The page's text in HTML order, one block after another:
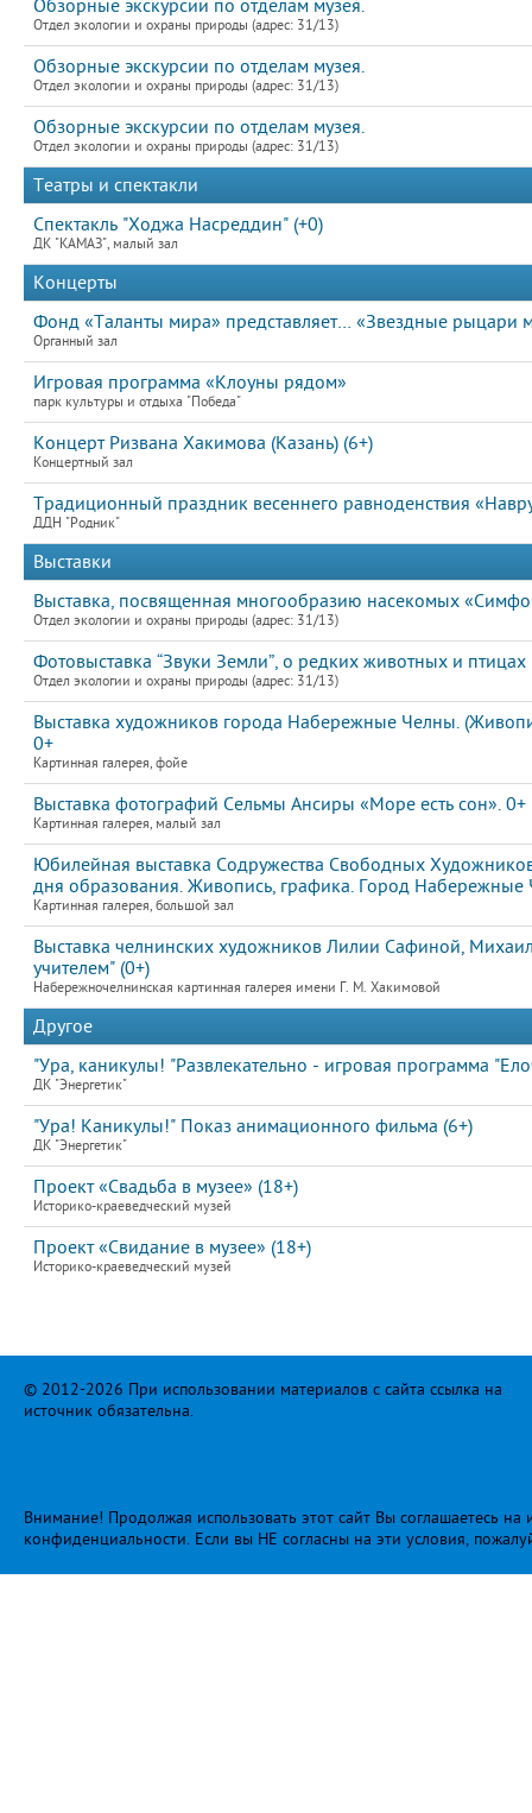
Обзорные экскурсии по отделам музея.
Отдел экологии и охраны природы (адрес: 31/13)
Обзорные экскурсии по отделам музея.
Отдел экологии и охраны природы (адрес: 31/13)
Обзорные экскурсии по отделам музея.
Отдел экологии и охраны природы (адрес: 31/13)
Театры и спектакли
Спектакль "Ходжа Насреддин" (+0)
ДК "КАМАЗ", малый зал
Концерты
Фонд «Таланты мира» представляет… «Звездные рыцари
Органный зал
Игровая программа «Клоуны рядом»
парк культуры и отдыха "Победа"
Концерт Ризвана Хакимова (Казань) (6+)
Концертный зал
Традиционный праздник весеннего равноденствия
ДДН "Родник"
Выставки
Выставка, посвященная многообразию насекомых
Отдел экологии и охраны природы (адрес: 31/13)
Фотовыставка “Звуки Земли”, о редких животных и
Отдел экологии и охраны природы (адрес: 31/13)
Выставка художников города Набережные Челны.
0+
Картинная галерея, фойе
Выставка фотографий Сельмы Ансиры «Море есть сон». 0+
Картинная галерея, малый зал
Юбилейная выставка Содружества Свободных
дня образования. Живопись, графика. Город Набережные
Картинная галерея, большой зал
Выставка челнинских художников Лилии Сафиной,
учителем" (0+)
Набережночелнинская картинная галерея имени Г. М. Хакимовой
Другое
"Ура, каникулы! "Развлекательно - игровая программа
ДК "Энергетик"
"Ура! Каникулы!" Показ анимационного фильма (6+)
ДК "Энергетик"
Проект «Свадьба в музее» (18+)
Историко-краеведческий музей
Проект «Свидание в музее» (18+)
Историко-краеведческий музей
© 2012-2026 При использовании материалов с сайта ссылка на
источник обязательна.
Внимание! Продолжая использовать этот сайт Вы соглашаетесь
конфиденциальности. Если вы НЕ согласны на эти условия,